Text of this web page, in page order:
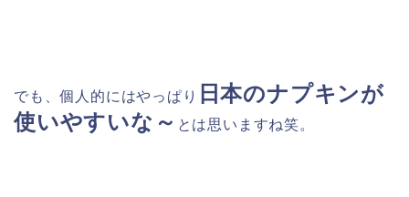
でも、個人的にはやっぱり
日本のナプキンが
使いやすいな～ とは思いますね笑。